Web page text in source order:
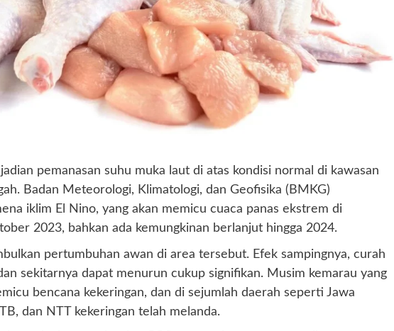
pemanasan suhu muka laut di atas kondisi normal di kawasan
Badan Meteorologi, Klimatologi, dan Geofisika (BMKG)
iklim El Nino, yang akan memicu cuaca panas ekstrem di
2023, bahkan ada kemungkinan berlanjut hingga 2024.
pertumbuhan awan di area tersebut. Efek sampingnya, curah
sekitarnya dapat menurun cukup signifikan. Musim kemarau yang
bencana kekeringan, dan di sejumlah daerah seperti Jawa
dan NTT kekeringan telah melanda.